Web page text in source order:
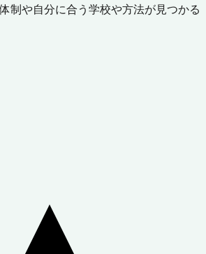
制や自分に合う学校や方法が見つかる